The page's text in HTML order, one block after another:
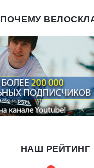
ПОЧЕМУ
НАШ РЕЙТИНГ